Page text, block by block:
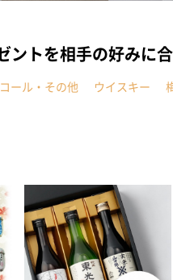
ントを相手の好みに
ール・その他 ウイスキー